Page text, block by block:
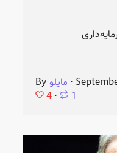
Byمایلو ⋅
4 ⋅ 1